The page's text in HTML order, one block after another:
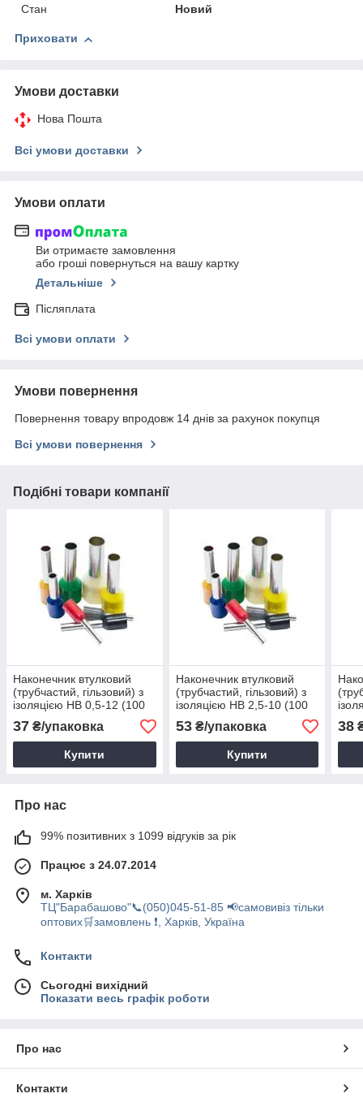
Стан
Новий
Приховати
Умови доставки
Нова Пошта
Всі умови доставки
Умови оплати
Ви отримаєте замовлення
або гроші повернуться на вашу картку
Детальніше
Післяплата
Всі умови оплати
Умови повернення
Повернення товару впродовж 14 днів за рахунок покупця
Всі умови повернення
Подібні товари компанії
Наконечник втулковий
(трубчастий, гільзовий) з
ізоляцією НВ 0,5-12 (100
шт.)
37 ₴/упаковка
Купити
Наконечник втулковий
(трубчастий, гільзовий) з
ізоляцією НВ 2,5-10 (100
шт.)
53₴/упаковка
Купити
шт.)
38
Про нас
99% позитивних з 1099 відгуків за рік
Працює з 24.07.2014
м. Харків
ТЦ"Барабашово"📞(050)045-51-85 📢самовивіз тільки
оптових🛒замовлень ❗, Харків, Україна
Контакти
Сьогодні вихідний
Показати весь графік роботи
Про нас
Контакти